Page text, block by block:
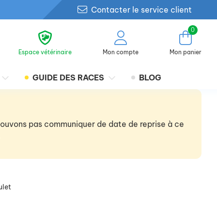
Contacter le service client
Espace vétérinaire Mon compte
0
Mon panier
GUIDE DES RACES BLOG
pas communiquer de date de reprise à ce